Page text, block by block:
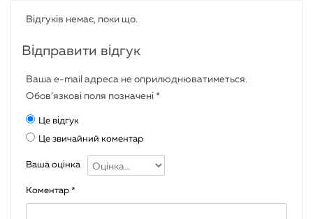
Відгуків немає, поки що.
Відправити відгук
Ваша e-mail адреса не оприлюднюватиметься.
Обов’язкові поля позначені *
Це відгук
Це звичайний коментар
Ваша оцінка
Коментар *